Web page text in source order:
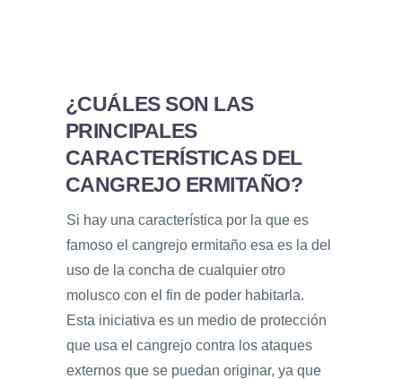
¿CUÁLES SON LAS
PRINCIPALES
CARACTERÍSTICAS DEL
CANGREJO ERMITAÑO?
Si hay una característica por la que es
famoso el cangrejo ermitaño esa es la del
uso de la concha de cualquier otro
molusco con el fin de poder habitarla.
Esta iniciativa es un medio de protección
que usa el cangrejo contra los ataques
externos que se puedan originar, ya que